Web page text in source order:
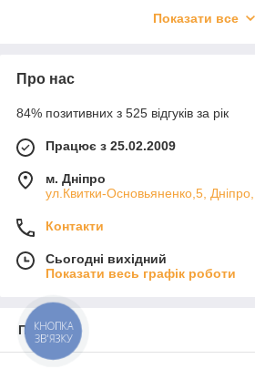
категорії
поштових служб
Інші товари — на загальних умовах
Пильцезбірникидля збору
Роздільні решітки
Апікомплекси— готові рішення
✔️ Перевірена якість
✔️ Швидка відправка
✔️ Чесна ціна від виробника
Показати все
Про нас
84% позитивних з 525 відгуків за рік
Працює з 25.02.2009
м. Дніпро
ул.Квитки-Основьяненко,5, Дніпро,
Контакти
Сьогодні вихідний
Показати весь графік роботи
Про нас
КНОПКА
ЗВ'ЯЗКУ